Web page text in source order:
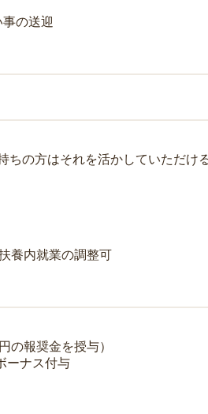
の送迎
の方はそれを活かしていただけ
養内就業の調整可
の報奨金を授与）
ーナス付与